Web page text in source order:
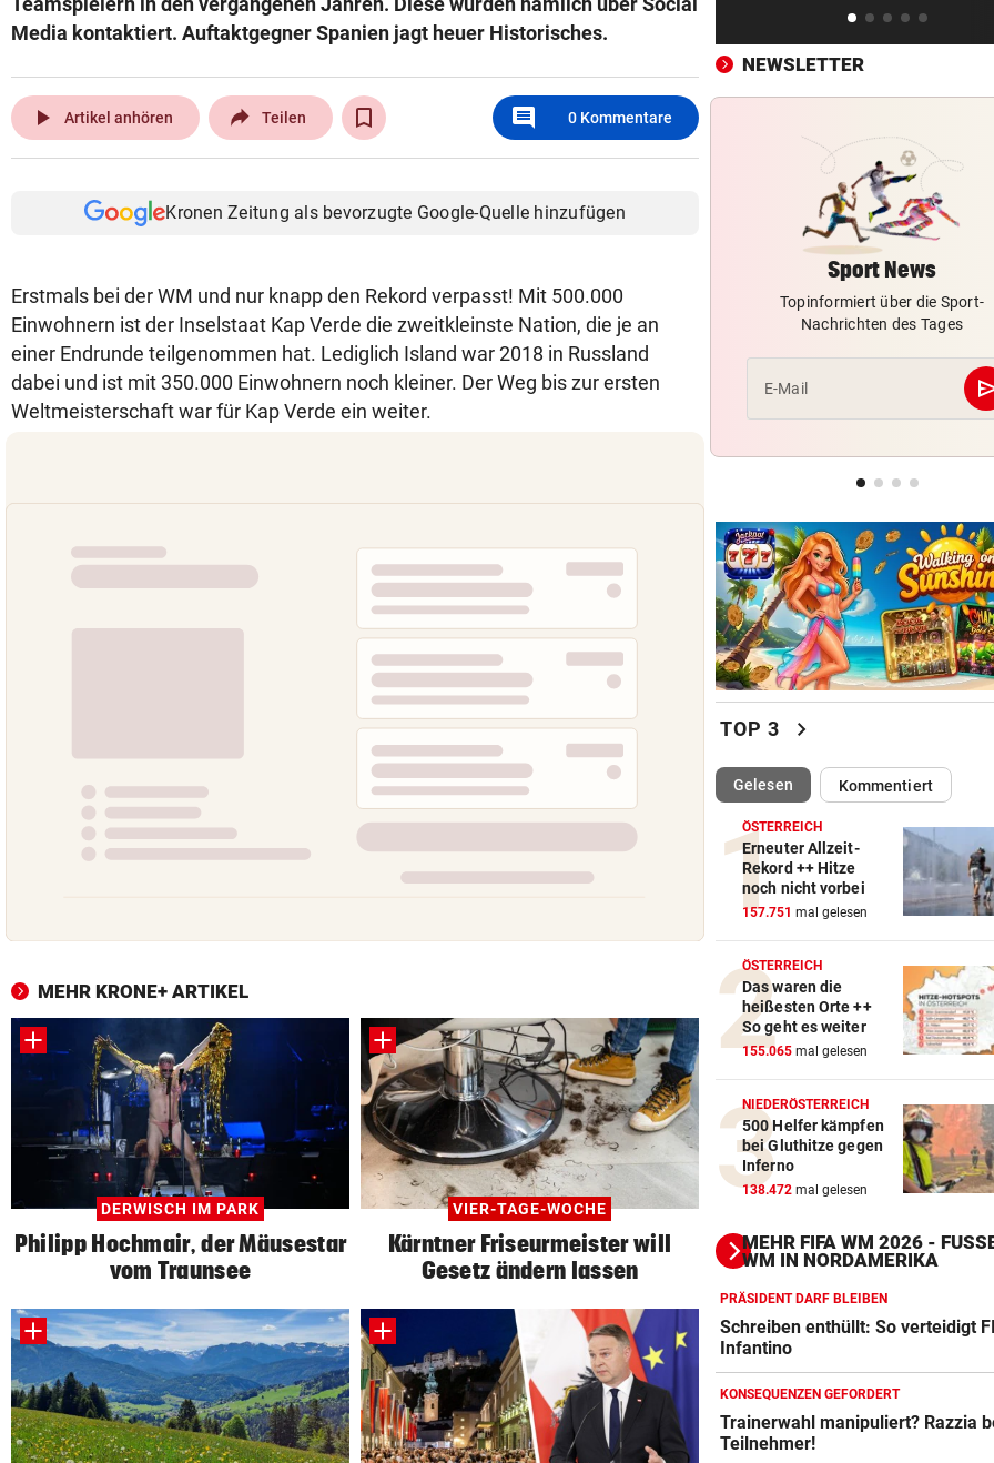
Media kontaktiert. Auftaktgegner Spanien jagt heuer Historisches.
play_arrow Artikel anhören Teilen comment 0 Kommentare
Kronen Zeitung als bevorzugte Google-Quelle hinzufügen
Erstmals bei der WM und nur knapp den Rekord verpasst! Mit 500.000
Einwohnern ist der Inselstaat Kap Verde die zweitkleinste Nation, die je an
einer Endrunde teilgenommen hat. Lediglich Island war 2018 in Russland
dabei und ist mit 350.000 Einwohnern noch kleiner. Der Weg bis zur ersten
Weltmeisterschaft war für Kap Verde ein weiter.
MEHR KRONE+ ARTIKEL
DERWISCH IM PARK
Philipp Hochmair, der Mäusestar
vom Traunsee
VIER-TAGE-WOCHE
Kärntner Friseurmeister will
Gesetz ändern lassen
Warum Hartberg schon im
„scharf“ wird
AM WEG ZU OLYMPIA vor
springen kann“
DER NÄCHSTE AUFREGER
Sex-Massagen für Schiris?
Vorwürfe gegen Verband
NEWSLETTER
Sport News
Topinformiert über die Sport-
Nachrichten des Tages
E-Mail
TOP 3 chevron_right
Gelesen(ausgewählt)Kommentiert
ÖSTERREICH
Erneuter Allzeit-
Rekord ++ Hitze
noch nicht vorbei
157.751 mal gelesen
ÖSTERREICH
Das waren die
heißesten Orte ++
So geht es weiter
155.065 mal gelesen
NIEDERÖSTERREICH
500 Helfer kämpfen
bei Gluthitze gegen
Inferno
138.472 mal gelesen
MEHR FIFA WM 2026 -
M IN NORDAMERIKA
PRÄSIDENT DARF BLEIBEN
Schreiben enthüllt: So verteidigt
Infantino
KONSEQUENZEN GEFORDERT
Trainerwahl manipuliert? Razzia
Teilnehmer!
Action-Cam Vergleich